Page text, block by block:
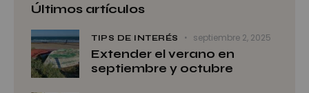
Últimos artículos
TIPS DE INTERÉS septiembre 2, 2025
Extender el verano en
septiembre y octubre